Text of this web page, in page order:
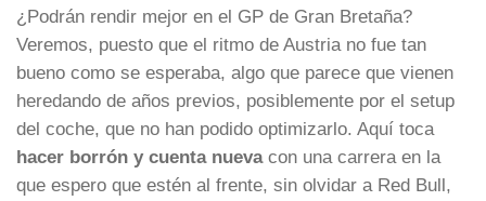
¿Podrán rendir mejor en el GP de Gran Bretaña?
Veremos, puesto que el ritmo de Austria no fue tan
bueno como se esperaba, algo que parece que vienen
heredando de años previos, posiblemente por el setup
del coche, que no han podido optimizarlo. Aquí toca
hacer borrón y cuenta nuevacon una carrera en la
que espero que estén al frente, sin olvidar a Red Bull,